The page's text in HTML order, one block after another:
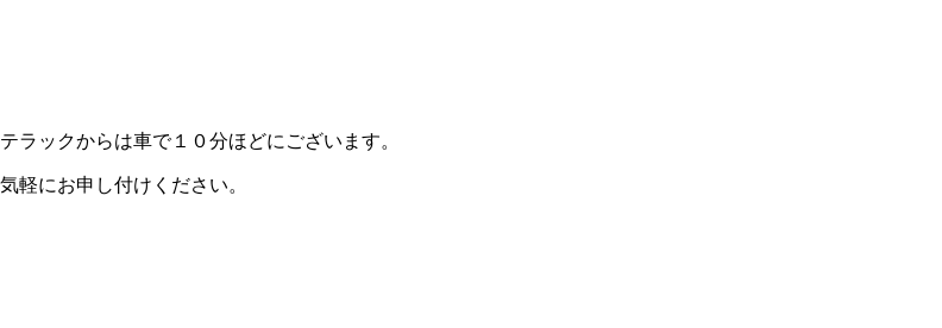
ックからは車で１０分ほどにございます。
軽にお申し付けください。